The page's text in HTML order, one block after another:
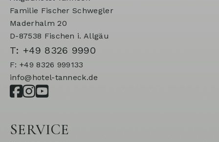
Familie Fischer Schwegler
Maderhalm 20
D-87538 Fischen i. Allgäu
T: +49 8326 9990
F: +49 8326 999133
info@hotel-tanneck.de
SERVICE